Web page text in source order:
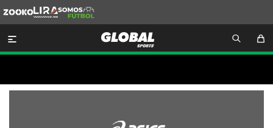
Lira
Somos
Futbol
